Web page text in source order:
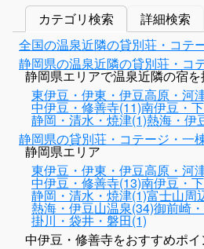
カテゴリ検索
詳細検索
全国の温泉近隣の貸別荘・コテ
静岡県の温泉近隣の貸別荘・コ
静岡県エリアで温泉近隣の宿
東伊豆・伊東・伊豆高原・河
中伊豆・修善寺(11)南伊豆・
静岡・清水・焼津(1)熱海・伊
静岡県の貸別荘・コテージ・一
静岡県エリア
東伊豆・伊東・伊豆高原・河
中伊豆・修善寺(13)南伊豆・
静岡・清水・焼津(1)富士山周
熱海・伊豆山温泉(34)御前崎
掛川・袋井・磐田(1)
中伊豆・修善寺をおすすめポ